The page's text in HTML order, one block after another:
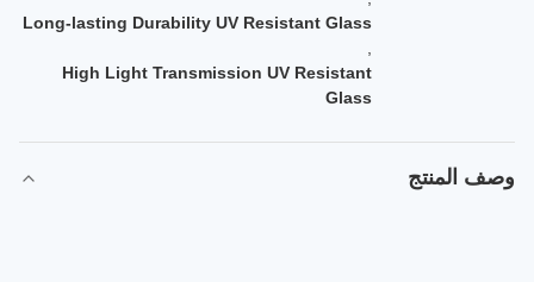
Long-lasting Durability UV Resistant Glass
High Light Transmission UV Resistant
Glass
وصف المنتج